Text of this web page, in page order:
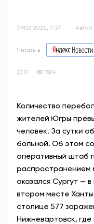
09.02.2022, 11:27 Автор:
Читать в
0 1824
Количество
жителей Югры
человек. За сутки
больной. Об этом
оперативный штаб
распространением
оказался Сургут —
втором месте
столице 577
Нижневартовск, где